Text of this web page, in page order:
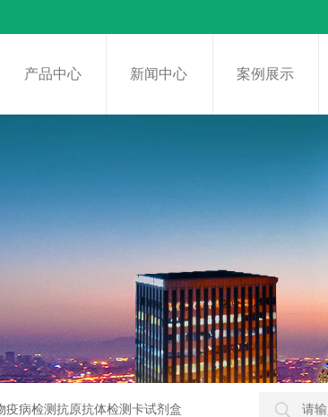
产品中心 新闻中心 案例展示
病检测抗原抗体检测卡试剂盒